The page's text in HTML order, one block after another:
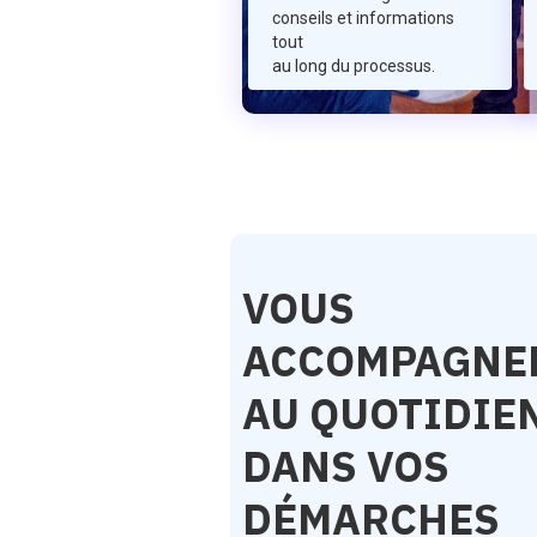
conseils et informations
tout
au long du processus.
VOUS
AU
DANS VOS
DÉMARCHES